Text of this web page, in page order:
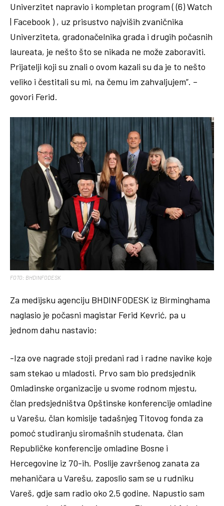
Univerzitet napravio i kompletan program ( (6) Watch
| Facebook ) , uz prisustvo najviših zvaničnika
Univerziteta, gradonačelnika grada i drugih počasnih
laureata, je nešto što se nikada ne može zaboraviti.
Prijatelji koji su znali o ovom kazali su da je to nešto
veliko i čestitali su mi, na čemu im zahvaljujem”. –
govori Ferid.
FOTO: BHDINFODESK
Za medijsku agenciju BHDINFODESK iz Birminghama
naglasio je počasni magistar Ferid Kevrić, pa u
jednom dahu nastavio:
-Iza ove nagrade stoji predani rad i radne navike koje
sam stekao u mladosti. Prvo sam bio predsjednik
Omladinske organizacije u svome rodnom mjestu,
član predsjedništva Opštinske konferencije omladine
u Varešu, član komisije tadašnjeg Titovog fonda za
pomoć studiranju siromašnih studenata, član
Republičke konferencije omladine Bosne i
Hercegovine iz 70-ih. Poslije završenog zanata za
mehaničara u Varešu, zaposlio sam se u rudniku
Vareš, gdje sam radio oko 2,5 godine. Napustio sam